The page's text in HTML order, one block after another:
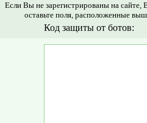
Если Вы не зарегистрированы на
оставьте поля, расположенные
Код защиты от ботов: